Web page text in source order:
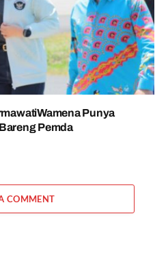
Punya
Pemda
COMMENT